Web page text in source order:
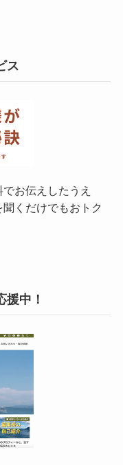
ス
お伝えしたうえ
くだけでもおトク
中！